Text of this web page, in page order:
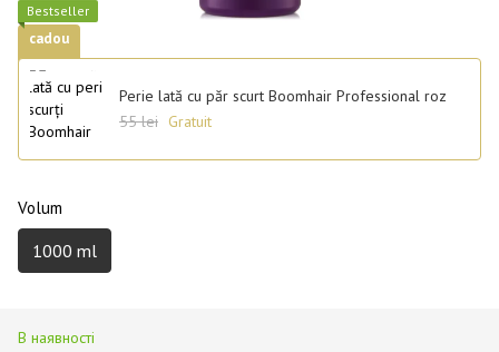
Best­seller
cadou
Perie lată cu păr scurt Boomhair Professional roz
55 lei Gratuit
Volum
1000 ml
В наявності